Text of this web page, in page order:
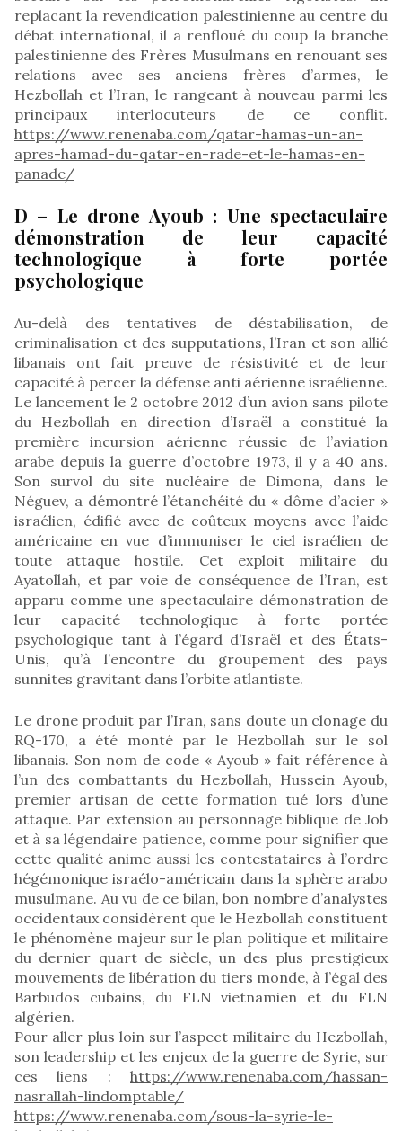
replacant la revendication palestinienne au centre du
débat international, il a renfloué du coup la branche
palestinienne des Frères Musulmans en renouant ses
relations avec ses anciens frères d’armes, le
Hezbollah et l’Iran, le rangeant à nouveau parmi les
principaux interlocuteurs de ce conflit.
https://www.renenaba.com/qatar-hamas-un-an-
apres-hamad-du-qatar-en-rade-et-le-hamas-en-
panade/
D – Le drone Ayoub : Une spectaculaire
démonstration de leur capacité
technologique à forte portée
psychologique
Au-delà des tentatives de déstabilisation, de
criminalisation et des supputations, l’Iran et son allié
libanais ont fait preuve de résistivité et de leur
capacité à percer la défense anti aérienne israélienne.
Le lancement le 2 octobre 2012 d’un avion sans pilote
du Hezbollah en direction d’Israël a constitué la
première incursion aérienne réussie de l’aviation
arabe depuis la guerre d’octobre 1973, il y a 40 ans.
Son survol du site nucléaire de Dimona, dans le
Néguev, a démontré l’étanchéité du « dôme d’acier »
israélien, édifié avec de coûteux moyens avec l’aide
américaine en vue d’immuniser le ciel israélien de
toute attaque hostile. Cet exploit militaire du
Ayatollah, et par voie de conséquence de l’Iran, est
apparu comme une spectaculaire démonstration de
leur capacité technologique à forte portée
psychologique tant à l’égard d’Israël et des États-
Unis, qu’à l’encontre du groupement des pays
sunnites gravitant dans l’orbite atlantiste.
Le drone produit par l’Iran, sans doute un clonage du
RQ-170, a été monté par le Hezbollah sur le sol
libanais. Son nom de code « Ayoub » fait référence à
l’un des combattants du Hezbollah, Hussein Ayoub,
premier artisan de cette formation tué lors d’une
attaque. Par extension au personnage biblique de Job
et à sa légendaire patience, comme pour signifier que
cette qualité anime aussi les contestataires à l’ordre
hégémonique israélo-américain dans la sphère arabo
musulmane. Au vu de ce bilan, bon nombre d’analystes
occidentaux considèrent que le Hezbollah constituent
le phénomène majeur sur le plan politique et militaire
du dernier quart de siècle, un des plus prestigieux
mouvements de libération du tiers monde, à l’égal des
Barbudos cubains, du FLN vietnamien et du FLN
algérien.
Pour aller plus loin sur l’aspect militaire du Hezbollah,
son leadership et les enjeux de la guerre de Syrie, sur
ces liens : https://www.renenaba.com/hassan-
nasrallah-lindomptable/
https://www.renenaba.com/sous-la-syrie-le-